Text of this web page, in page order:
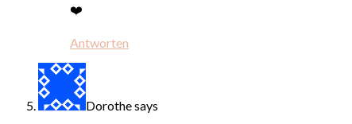
❤️
Antworten
Dorothesays